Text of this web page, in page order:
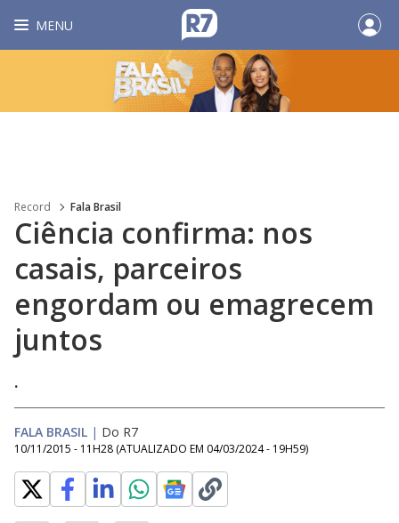
MENU
Record Fala Brasil
Ciência confirma: nos
casais, parceiros
engordam ou emagrecem
juntos
.
FALA BRASIL | Do R7
10/11/2015 - 11H28 (ATUALIZADO EM 04/03/2024 - 19H59)